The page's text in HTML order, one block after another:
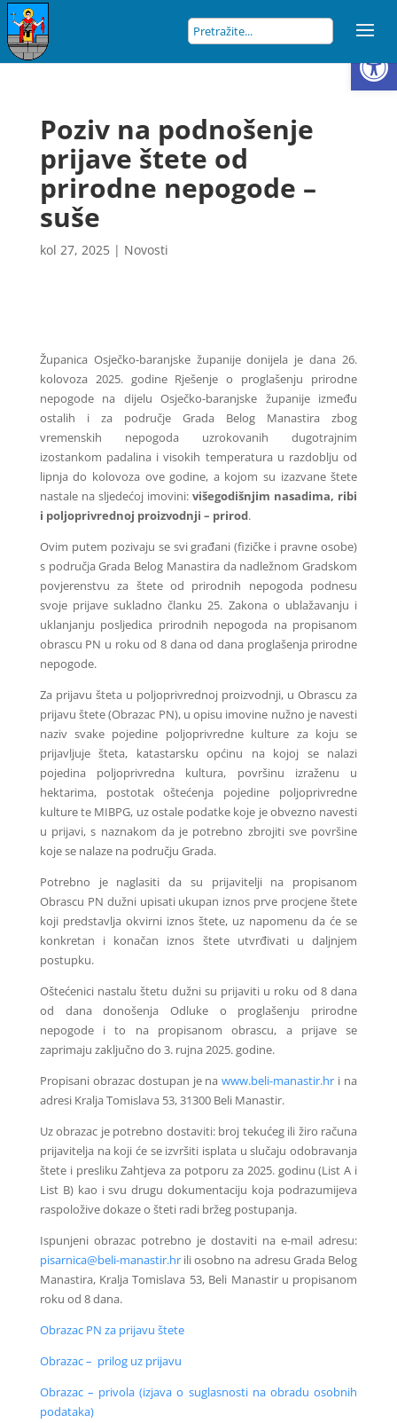
Poziv na podnošenje
prijave štete od
prirodne nepogode –
suše
kol 27, 2025| Novosti
Županica Osječko-baranjske županije donijela je dana 26.
kolovoza 2025. godine Rješenje o proglašenju prirodne
nepogode na dijelu Osječko-baranjske županije između
ostalih i za područje Grada Belog Manastira zbog
vremenskih nepogoda uzrokovanih dugotrajnim
izostankom padalina i visokih temperatura u razdoblju od
lipnja do kolovoza ove godine, a kojom su izazvane štete
nastale na sljedećoj imovini:višegodišnjim nasadima, ribi
i poljoprivrednoj proizvodnji – prirod.
Ovim putem pozivaju se svi građani (fizičke i pravne osobe)
s područja Grada Belog Manastira da nadležnom Gradskom
povjerenstvu za štete od prirodnih nepogoda podnesu
svoje prijave sukladno članku 25. Zakona o ublažavanju i
uklanjanju posljedica prirodnih nepogoda na propisanom
obrascu PN u roku od 8 dana od dana proglašenja prirodne
nepogode.
Za prijavu šteta u poljoprivrednoj proizvodnji, u Obrascu za
prijavu štete (Obrazac PN), u opisu imovine nužno je navesti
naziv svake pojedine poljoprivredne kulture za koju se
prijavljuje šteta, katastarsku općinu na kojoj se nalazi
pojedina poljoprivredna kultura, površinu izraženu u
hektarima, postotak oštećenja pojedine poljoprivredne
kulture te MIBPG, uz ostale podatke koje je obvezno navesti
u prijavi, s naznakom da je potrebno zbrojiti sve površine
koje se nalaze na području Grada.
Potrebno je naglasiti da su prijavitelji na propisanom
Obrascu PN dužni upisati ukupan iznos prve procjene štete
koji predstavlja okvirni iznos štete, uz napomenu da će se
konkretan i konačan iznos štete utvrđivati u daljnjem
postupku.
Oštećenici nastalu štetu dužni su prijaviti u roku od 8 dana
od dana donošenja Odluke o proglašenju prirodne
nepogode i to na propisanom obrascu, a prijave se
zaprimaju zaključno do 3. rujna 2025. godine.
Propisani obrazac dostupan je nawww.beli-manastir.hr i na
adresi Kralja Tomislava 53, 31300 Beli Manastir.
Uz obrazac je potrebno dostaviti: broj tekućeg ili žiro računa
prijavitelja na koji će se izvršiti isplata u slučaju odobravanja
štete i presliku Zahtjeva za potporu za 2025. godinu (List A i
List B) kao i svu drugu dokumentaciju koja podrazumijeva
raspoložive dokaze o šteti radi bržeg postupanja.
Ispunjeni obrazac potrebno je dostaviti na e-mail adresu:
pisarnica@beli-manastir.hrili osobno na adresu Grada Belog
Manastira, Kralja Tomislava 53, Beli Manastir u propisanom
roku od 8 dana.
Obrazac PN za prijavu štete
Obrazac – prilog uz prijavu
Obrazac – privola (izjava o suglasnosti na obradu osobnih
podataka)